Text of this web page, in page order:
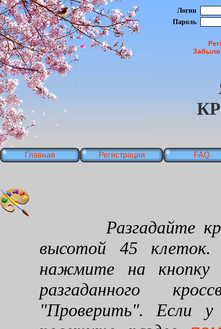
Логин
Пароль
Главная Регистрация FAQ
Разгадайте
высотой 45 клеток.
нажмите на кнопку
разгаданного
"Проверить". Если